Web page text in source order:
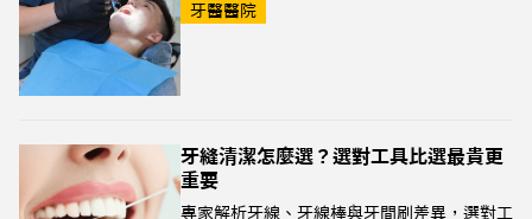
牙醫醫院
牙縫清潔怎麼選？選對工具比選最貴更
重要
專家解析牙線、牙線棒與牙間刷差異，選對工